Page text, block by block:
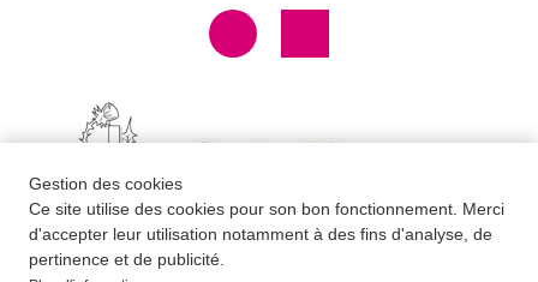
Gestion des cookies
Ce site utilise des cookies pour son bon fonctionnement. Merci
d'accepter leur utilisation notamment à des fins d'analyse, de
pertinence et de publicité.